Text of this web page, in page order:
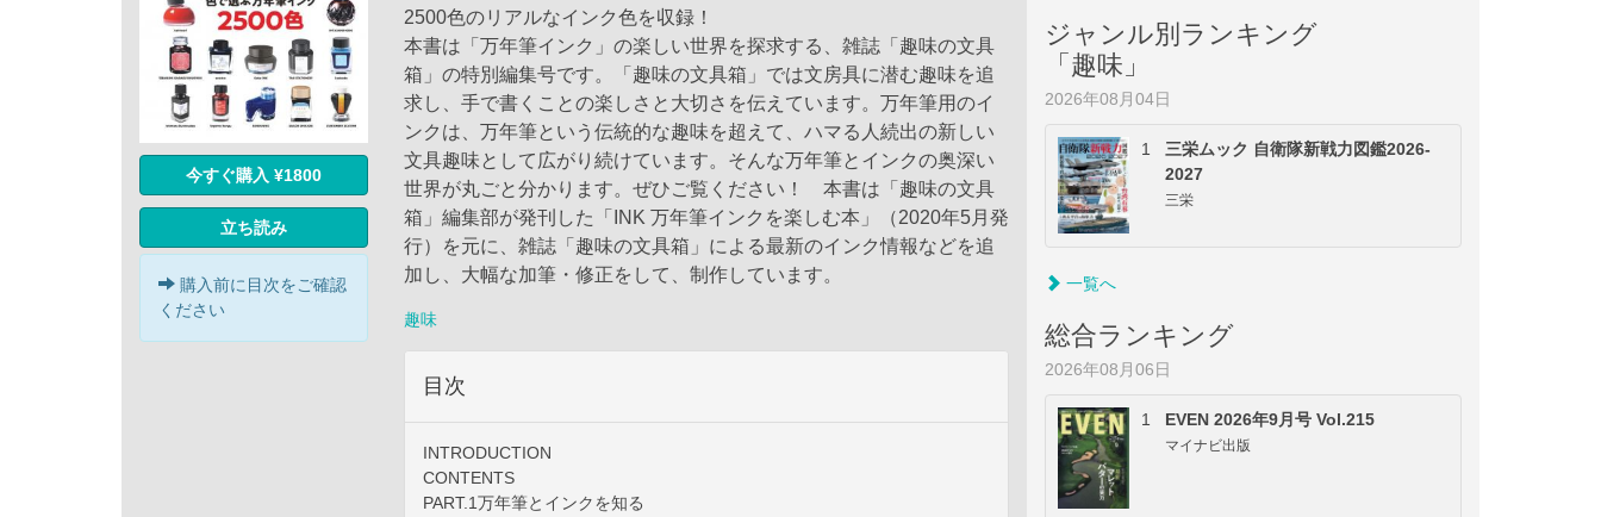
今すぐ購入 ¥1800
立ち読み
購入前に目次をご確認
ください
2500色のリアルなインク色を収録！
本書は「万年筆インク」の楽しい世界を探求する、雑誌「趣味の文具
箱」の特別編集号です。「趣味の文具箱」では文房具に潜む趣味を追
求し、手で書くことの楽しさと大切さを伝えています。万年筆用のイ
ンクは、万年筆という伝統的な趣味を超えて、ハマる人続出の新しい
文具趣味として広がり続けています。そんな万年筆とインクの奥深い
世界が丸ごと分かります。ぜひご覧ください！ 本書は「趣味の文具
箱」編集部が発刊した「INK 万年筆インクを楽しむ本」（2020年5月発
行）を元に、雑誌「趣味の文具箱」による最新のインク情報などを追
加し、大幅な加筆・修正をして、制作しています。
趣味
目次
INTRODUCTION
CONTENTS
PART.1万年筆とインクを知る
ジャンル別ランキング
「趣味」
2026年08月04日
1
三栄ムック 自衛隊新戦力図鑑2026-
2027
三栄
一覧へ
総合ランキング
2026年08月06日
1 EVEN 2026年9月号 Vol.215
マイナビ出版